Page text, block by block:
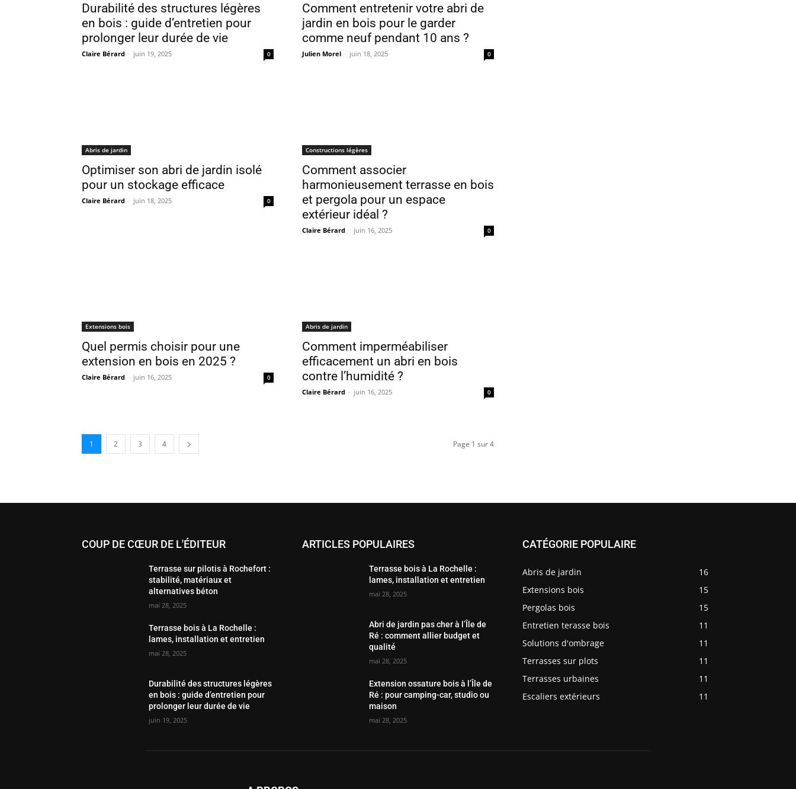
Durabilité des structures légères
en bois : guide d’entretien pour
prolonger leur durée de vie
Claire Bérard - juin 19, 2025 0
Comment entretenir votre abri de
jardin en bois pour le garder
comme neuf pendant 10 ans ?
Julien Morel - juin 18, 2025 0
Abris de jardin
Optimiser son abri de jardin isolé
pour un stockage efficace
Claire Bérard - juin 18, 2025 0
Constructions légères
Comment associer
harmonieusement terrasse en bois
et pergola pour un espace
extérieur idéal ?
Claire Bérard - juin 16, 2025 0
Extensions bois
Quel permis choisir pour une
extension en bois en 2025 ?
Claire Bérard - juin 16, 2025 0
Abris de jardin
Comment imperméabiliser
efficacement un abri en bois
contre l’humidité ?
Claire Bérard - juin 16, 2025 0
1 2 3 4 Page 1 sur 4
COUP DE CŒUR DE L'ÉDITEUR
Terrasse sur pilotis à Rochefort :
stabilité, matériaux et
alternatives béton
mai 28, 2025
Terrasse bois à La Rochelle :
lames, installation et entretien
mai 28, 2025
Durabilité des structures légères
en bois : guide d’entretien pour
prolonger leur durée de vie
juin 19, 2025
ARTICLES POPULAIRES
Terrasse bois à La Rochelle :
lames, installation et entretien
mai 28, 2025
Abri de jardin pas cher à l’Île de
Ré : comment allier budget et
qualité
mai 28, 2025
Extension ossature bois à l’Île de
Ré : pour camping-car, studio ou
maison
mai 28, 2025
CATÉGORIE POPULAIRE
Abris de jardin
16
Extensions bois
15
Pergolas bois
15
Entretien terasse bois
11
Solutions d'ombrage
11
Terrasses sur plots
11
Terrasses urbaines
11
Escaliers extérieurs
11